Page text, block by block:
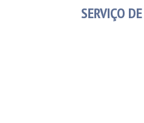
SERVIÇO